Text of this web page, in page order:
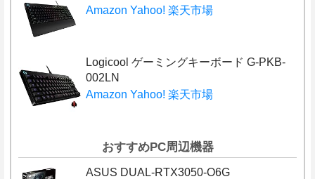
Amazon Yahoo! 楽天市場
Logicool ゲーミングキーボード G-PKB-
002LN
Amazon Yahoo! 楽天市場
おすすめPC周辺機器
ASUS DUAL-RTX3050-O6G